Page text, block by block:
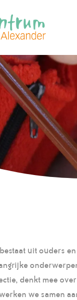
uit ouders
denkt mee
we samen